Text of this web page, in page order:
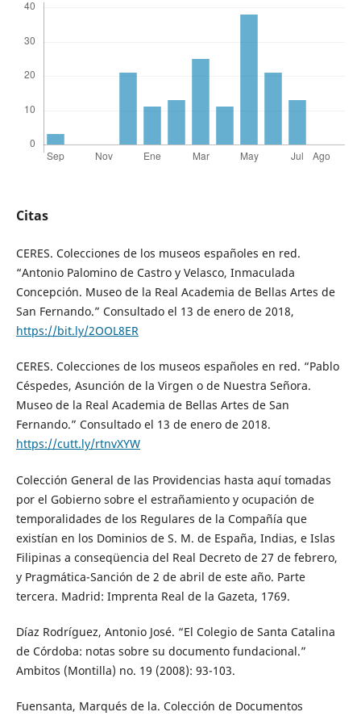
Citas
CERES. Colecciones de los museos españoles en red.
“Antonio Palomino de Castro y Velasco, Inmaculada
Concepción. Museo de la Real Academia de Bellas Artes de
San Fernando.” Consultado el 13 de enero de 2018,
https://bit.ly/2OOL8ER
CERES. Colecciones de los museos españoles en red. “Pablo
Céspedes, Asunción de la Virgen o de Nuestra Señora.
Museo de la Real Academia de Bellas Artes de San
Fernando.” Consultado el 13 de enero de 2018.
https://cutt.ly/rtnvXYW
Colección General de las Providencias hasta aquí tomadas
por el Gobierno sobre el estrañamiento y ocupación de
temporalidades de los Regulares de la Compañía que
existían en los Dominios de S. M. de España, Indias, e Islas
Filipinas a conseqüencia del Real Decreto de 27 de febrero,
y Pragmática-Sanción de 2 de abril de este año. Parte
tercera. Madrid: Imprenta Real de la Gazeta, 1769.
Díaz Rodríguez, Antonio José. “El Colegio de Santa Catalina
de Córdoba: notas sobre su documento fundacional.”
Ambitos (Montilla) no. 19 (2008): 93-103.
Fuensanta, Marqués de la. Colección de Documentos